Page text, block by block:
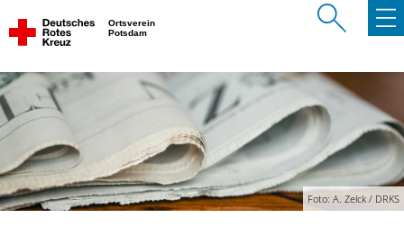
Ortsverein
Potsdam
Foto: A. Zelck / DRKS